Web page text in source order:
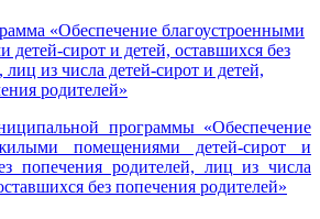
«Обеспечение благоустроенными
сирот и детей, оставшихся без
из числа детей-сирот и детей,
родителей»
программы «Обеспечение
помещениями детей-сирот и
попечения родителей, лиц из числа
без попечения родителей»